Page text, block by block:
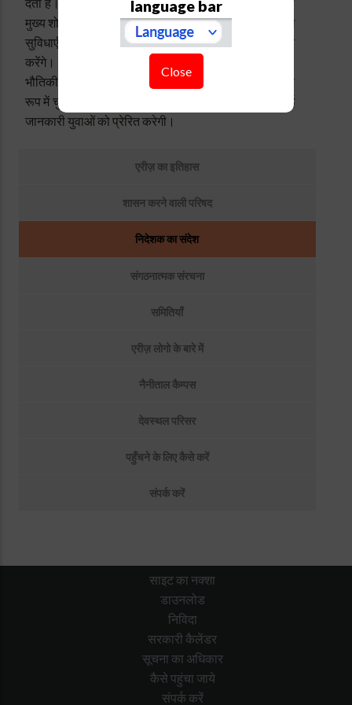
मुख्य शोध क्षमताओं को मज़बूत करने, और विश्व-स्तरीय ऑब्ज़र्विंग
सुविधाएँ व शिक्षण कार्यक्रम विकसित करने पर ध्यान केंद्रित
करेंगे। मैं खास तौर पर युवा पीढ़ी को खगोल विज्ञान, खगोल-
भौतिकी और वायुमंडलीय अध्ययन को अपने करियर के विकल्प के
रूप में चुनने के लिए आमंत्रित करता हूँ। उम्मीद है कि यहाँ दी गई
जानकारी युवाओं को प्रेरित करेगी।
में
एरीज़ का इतिहास
शासन करने वाली परिषद
निदेशक का संदेश
संगठनात्मक संरचना
समितियाँ
एरीज़ लोगो के बारे में
नैनीताल कैम्पस
देवस्थल परिसर
पहुँचने के लिए कैसे करें
संपर्क करें
language bar
Close
साइट का नक्शा
डाउनलोड
निविदा
सरकारी कैलेंडर
सूचना का अधिकार
कैसे पहुंचा जाये
संपर्क करें